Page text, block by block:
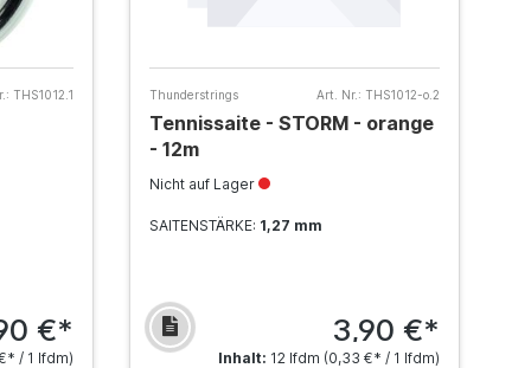
THS1012.1
€*
/ 1 lfdm)
Thunderstrings Art. Nr.: THS1012-o.2
Tennissaite - STORM - orange
- 12m
Nicht auf Lager
SAITENSTÄRKE: 1,27 mm
3,90 €*
Inhalt: 12 lfdm (0,33 €* / 1 lfdm)